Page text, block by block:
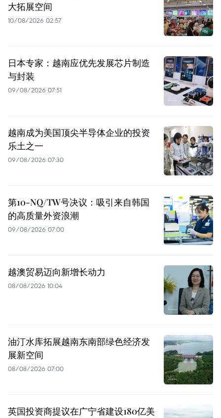
大拓展空间
10/08/2026 02:57
日本专家：越南应优先发展芯片制造
与封装
09/08/2026 07:51
越南成为美国顶尖半导体企业的投资
乐土之一
09/08/2026 07:30
第10-NQ/TW号决议：吸引来自韩国
的高质量外资浪潮
09/08/2026 07:00
越澳贸易迈向新增长动力
08/08/2026 10:04
油汀水库拓展越南东南部绿色经济发
展新空间
08/08/2026 07:00
英国投资商提议在广宁省建设180亿美